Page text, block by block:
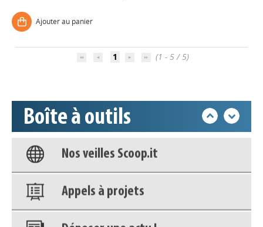
Ajouter au panier
1 (1 - 5 / 5)
Boîte à outils
Déposer une actu !
Accéder à son compte - (Se
Base documentaire
Nos veilles Scoop.it
Appels à projets
Déposer une actu !